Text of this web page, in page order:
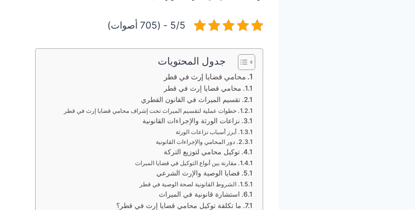
5/5 - (705 أصوات)
جدول المحتويات
محامي قضايا إرث في قطر
محامي قضايا إرث في قطر
تقسيم الميراث في القانون القطري
خطوات عملية لتقسيم الميراث تحت إشراف محامي قضايا إرث في قطر
نزاعات الورثة والإجراءات القانونية
أبرز أسباب نزاعات الورثة
دور المحامي والإجراءات القانونية
توكيل محامي لتوزيع التركة
مقارنة بين أنواع التوكيل في قضايا الميراث
قضايا الوصية والإرث الشرعي
الشروط القانونية لصحة الوصية في قطر
استشارة قانونية في الميراث
ما تكلفة توكيل محامي قضايا إرث في قطر؟